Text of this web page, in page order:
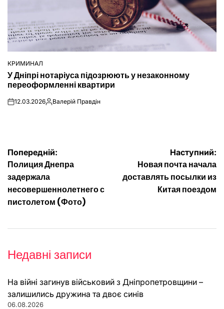
ОПУБЛІКУВАТИ
У
КРИМИНАЛ
У Дніпрі нотаріуса підозрюють у незаконному
переоформленні квартири
on12.03.2026Опубліковано
Валерій Правдін
Навігація
записів
Попередній:
Полиция Днепра
задержала
несовершеннолетнего с
пистолетом (Фото)
Наступний:
Новая почта начала
доставлять посылки из
Китая поездом
Недавні записи
На війні загинув військовий з Дніпропетровщини –
залишились дружина та двоє синів
06.08.2026